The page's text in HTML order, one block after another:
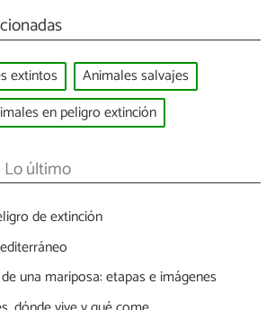
extintos
Animales salvajes
en peligro extinción
Lo último
de extinción
una mariposa: etapas e imágenes